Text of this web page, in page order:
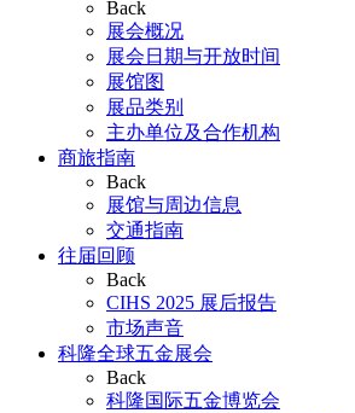
Back
展会概况
展会日期与开放时间
展馆图
展品类别
主办单位及合作机构
商旅指南
Back
展馆与周边信息
交通指南
往届回顾
Back
CIHS 2025 展后报告
市场声音
科隆全球五金展会
Back
科隆国际五金博览会